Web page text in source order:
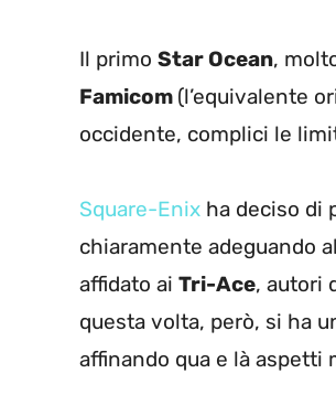
Il primo Star Ocean,
Famicom (l’equivalente
occidente, complici le
Square-Enix ha deciso di
chiaramente adeguando
affidato ai Tri-Ace, autori
questa volta, però, si ha
affinando qua e là aspetti